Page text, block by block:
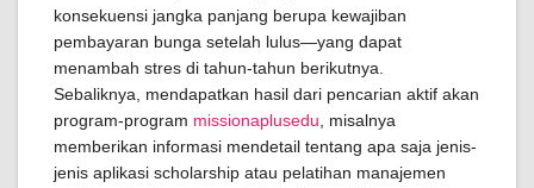
konsekuensi jangka panjang berupa kewajiban
pembayaran bunga setelah lulus—yang dapat
menambah stres di tahun-tahun berikutnya.
Sebaliknya, mendapatkan hasil dari pencarian aktif akan
program-program missionaplusedu , misalnya
memberikan informasi mendetail tentang apa saja jenis-
jenis aplikasi scholarship atau pelatihan manajemen